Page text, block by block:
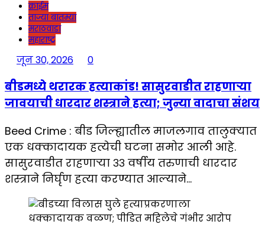
क्राईम
ताज्या बातम्या
मराठवाडा
महाराष्ट्र
जून 30, 2026 0
बीडमध्ये थरारक हत्याकांड! सासुरवाडीत राहणाऱ्या
जावयाची धारदार शस्त्राने हत्या; जुन्या वादाचा संशय
Beed Crime : बीड जिल्ह्यातील माजलगाव तालुक्यात
एक धक्कादायक हत्येची घटना समोर आली आहे.
सासुरवाडीत राहणाऱ्या ३३ वर्षीय तरुणाची धारदार
शस्त्राने निर्घृण हत्या करण्यात आल्याने…